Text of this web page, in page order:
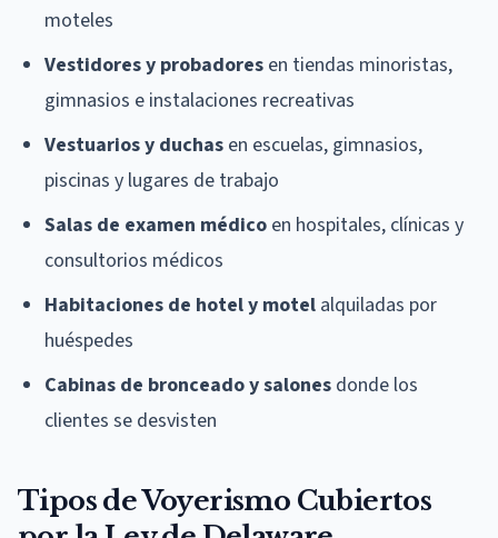
moteles
Vestidores y probadores en tiendas minoristas,
gimnasios e instalaciones recreativas
Vestuarios y duchas en escuelas, gimnasios,
piscinas y lugares de trabajo
Salas de examen médico en hospitales, clínicas y
consultorios médicos
Habitaciones de hotel y motel alquiladas por
huéspedes
Cabinas de bronceado y salones donde los
clientes se desvisten
Tipos de Voyerismo Cubiertos